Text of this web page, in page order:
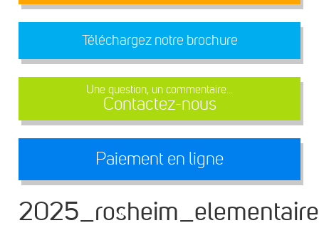
Téléchargez notre brochure
Une question, un commentaire...
Contactez-nous
Paiement en ligne